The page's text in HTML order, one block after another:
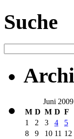
Suche
Juni 2009
M D M D F
1
2 3 4 5
8
9 10 11 12